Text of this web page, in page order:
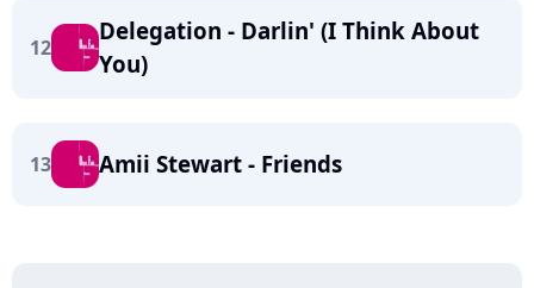
12
Delegation - Darlin' (I Think About
You)
13 Amii Stewart - Friends